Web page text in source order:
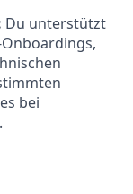
Du unterstützt
bei